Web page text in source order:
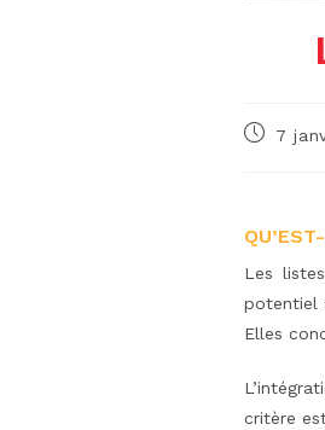
7
Les
potentiel
Elles
critère